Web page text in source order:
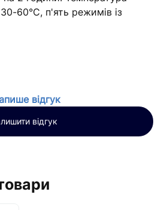
60°C, п'ять режимів із
відгук
відгук